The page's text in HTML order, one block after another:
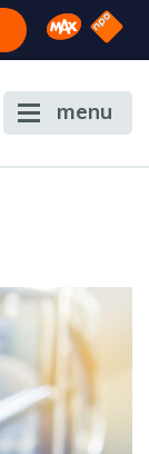
Omroep
NPO
menu